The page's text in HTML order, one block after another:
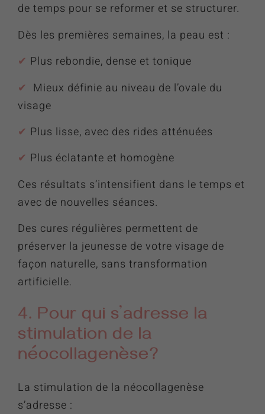
de temps pour se reformer et se structurer.
Dès les premières semaines, la peau est :
✔︎ Plus rebondie, dense et tonique
✔︎ Mieux définie au niveau de l’ovale du
visage
✔︎ Plus lisse, avec des rides atténuées
✔︎ Plus éclatante et homogène
Ces résultats s’intensifient dans le temps et
avec de nouvelles séances.
Des cures régulières permettent de
préserver la jeunesse de votre visage de
façon naturelle, sans transformation
artificielle.
4. Pour qui s’adresse la
stimulation de la
néocollagenèse?
La stimulation de la néocollagenèse
s’adresse :